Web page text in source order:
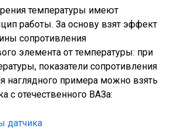
температуры имеют
работы. За основу взят эффект
сопротивления
элемента от температуры: при
показатели сопротивления
наглядного примера можно взять
с отечественного ВАЗа: